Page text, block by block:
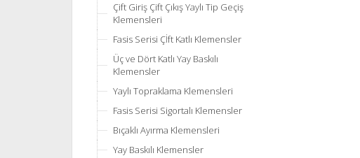
Çift Giriş Çift Çıkış Yaylı Tip Geçiş
Klemensleri
Fasis Serisi Çİft Katlı Klemensler
Üç ve Dört Katlı Yay Baskılı
Klemensler
Yaylı Topraklama Klemensleri
Fasis Serisi Sigortalı Klemensler
Bıçaklı Ayırma Klemensleri
Yay Baskılı Klemensler